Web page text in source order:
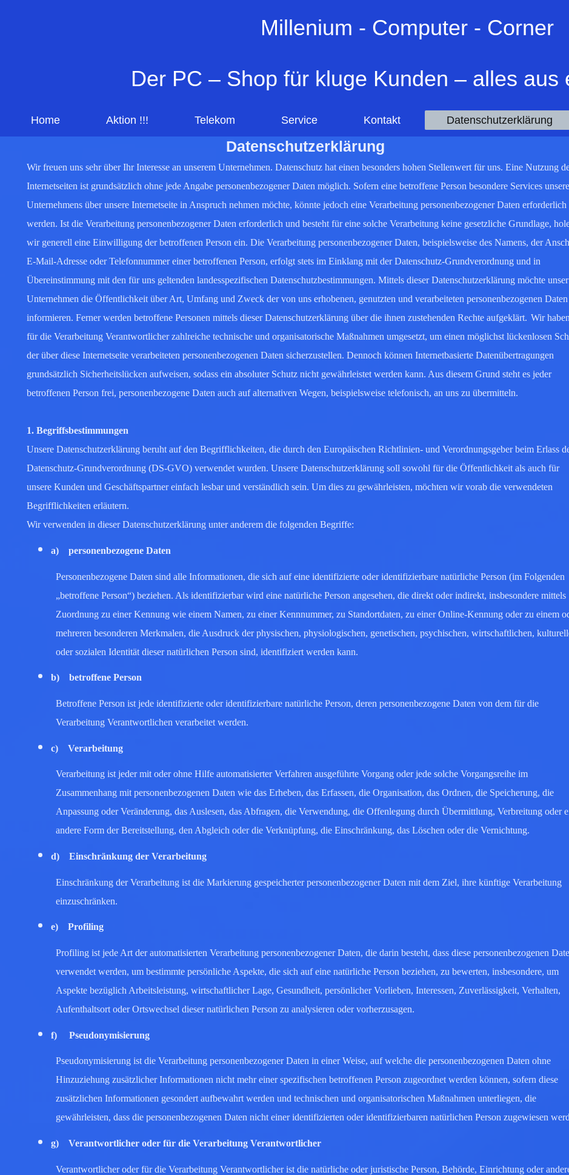
Millenium - Computer - Corner
Der PC – Shop für kluge Kunden – alles aus
Home Aktion !!! Telekom Service Kontakt Datenschutzerklärung
Datenschutzerklärung
Wir freuen uns sehr über Ihr Interesse an unserem Unternehmen. Datenschutz hat einen besonders hohen Stellenwert für uns. Eine Nutzung
Internetseiten ist grundsätzlich ohne jede Angabe personenbezogener Daten möglich. Sofern eine betroffene Person besondere Services
Unternehmens über unsere Internetseite in Anspruch nehmen möchte, könnte jedoch eine Verarbeitung personenbezogener Daten erforderlich
werden. Ist die Verarbeitung personenbezogener Daten erforderlich und besteht für eine solche Verarbeitung keine gesetzliche Grundlage,
wir generell eine Einwilligung der betroffenen Person ein. Die Verarbeitung personenbezogener Daten, beispielsweise des Namens, der
E-Mail-Adresse oder Telefonnummer einer betroffenen Person, erfolgt stets im Einklang mit der Datenschutz-Grundverordnung und in
Übereinstimmung mit den für uns geltenden landesspezifischen Datenschutzbestimmungen. Mittels dieser Datenschutzerklärung möchte unser
Unternehmen die Öffentlichkeit über Art, Umfang und Zweck der von uns erhobenen, genutzten und verarbeiteten personenbezogenen Daten
informieren. Ferner werden betroffene Personen mittels dieser Datenschutzerklärung über die ihnen zustehenden Rechte aufgeklärt. Wir
für die Verarbeitung Verantwortlicher zahlreiche technische und organisatorische Maßnahmen umgesetzt, um einen möglichst lückenlosen
der über diese Internetseite verarbeiteten personenbezogenen Daten sicherzustellen. Dennoch können Internetbasierte Datenübertragungen
grundsätzlich Sicherheitslücken aufweisen, sodass ein absoluter Schutz nicht gewährleistet werden kann. Aus diesem Grund steht es jeder
betroffenen Person frei, personenbezogene Daten auch auf alternativen Wegen, beispielsweise telefonisch, an uns zu übermitteln.
1. Begriffsbestimmungen
Unsere Datenschutzerklärung beruht auf den Begrifflichkeiten, die durch den Europäischen Richtlinien- und Verordnungsgeber beim Erlass
Datenschutz-Grundverordnung (DS-GVO) verwendet wurden. Unsere Datenschutzerklärung soll sowohl für die Öffentlichkeit als auch für
unsere Kunden und Geschäftspartner einfach lesbar und verständlich sein. Um dies zu gewährleisten, möchten wir vorab die verwendeten
Begrifflichkeiten erläutern.
Wir verwenden in dieser Datenschutzerklärung unter anderem die folgenden Begriffe:
a) personenbezogene Daten
Personenbezogene Daten sind alle Informationen, die sich auf eine identifizierte oder identifizierbare natürliche Person (im Folgenden
„betroffene Person“) beziehen. Als identifizierbar wird eine natürliche Person angesehen, die direkt oder indirekt, insbesondere mittels
Zuordnung zu einer Kennung wie einem Namen, zu einer Kennnummer, zu Standortdaten, zu einer Online-Kennung oder zu einem
mehreren besonderen Merkmalen, die Ausdruck der physischen, physiologischen, genetischen, psychischen, wirtschaftlichen,
oder sozialen Identität dieser natürlichen Person sind, identifiziert werden kann.
b) betroffene Person
Betroffene Person ist jede identifizierte oder identifizierbare natürliche Person, deren personenbezogene Daten von dem für die
Verarbeitung Verantwortlichen verarbeitet werden.
c) Verarbeitung
Verarbeitung ist jeder mit oder ohne Hilfe automatisierter Verfahren ausgeführte Vorgang oder jede solche Vorgangsreihe im
Zusammenhang mit personenbezogenen Daten wie das Erheben, das Erfassen, die Organisation, das Ordnen, die Speicherung, die
Anpassung oder Veränderung, das Auslesen, das Abfragen, die Verwendung, die Offenlegung durch Übermittlung, Verbreitung oder
andere Form der Bereitstellung, den Abgleich oder die Verknüpfung, die Einschränkung, das Löschen oder die Vernichtung.
d) Einschränkung der Verarbeitung
Einschränkung der Verarbeitung ist die Markierung gespeicherter personenbezogener Daten mit dem Ziel, ihre künftige Verarbeitung
einzuschränken.
e) Profiling
Profiling ist jede Art der automatisierten Verarbeitung personenbezogener Daten, die darin besteht, dass diese personenbezogenen
verwendet werden, um bestimmte persönliche Aspekte, die sich auf eine natürliche Person beziehen, zu bewerten, insbesondere, um
Aspekte bezüglich Arbeitsleistung, wirtschaftlicher Lage, Gesundheit, persönlicher Vorlieben, Interessen, Zuverlässigkeit, Verhalten,
Aufenthaltsort oder Ortswechsel dieser natürlichen Person zu analysieren oder vorherzusagen.
f) Pseudonymisierung
Pseudonymisierung ist die Verarbeitung personenbezogener Daten in einer Weise, auf welche die personenbezogenen Daten ohne
Hinzuziehung zusätzlicher Informationen nicht mehr einer spezifischen betroffenen Person zugeordnet werden können, sofern diese
zusätzlichen Informationen gesondert aufbewahrt werden und technischen und organisatorischen Maßnahmen unterliegen, die
gewährleisten, dass die personenbezogenen Daten nicht einer identifizierten oder identifizierbaren natürlichen Person zugewiesen
g) Verantwortlicher oder für die Verarbeitung Verantwortlicher
Verantwortlicher oder für die Verarbeitung Verantwortlicher ist die natürliche oder juristische Person, Behörde, Einrichtung oder